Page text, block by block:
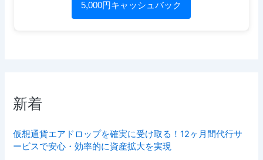
5,000円キャッシュバック
新着
仮想通貨エアドロップを確実に受け取る！12ヶ月間代行サ
ービスで安心・効率的に資産拡大を実現